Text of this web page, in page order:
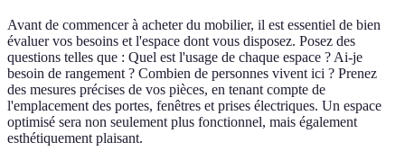
Avant de commencer à acheter du mobilier, il est essentiel de bien
évaluer vos besoins et l'espace dont vous disposez. Posez des
questions telles que : Quel est l'usage de chaque espace ? Ai-je
besoin de rangement ? Combien de personnes vivent ici ? Prenez
des mesures précises de vos pièces, en tenant compte de
l'emplacement des portes, fenêtres et prises électriques. Un espace
optimisé sera non seulement plus fonctionnel, mais également
esthétiquement plaisant.